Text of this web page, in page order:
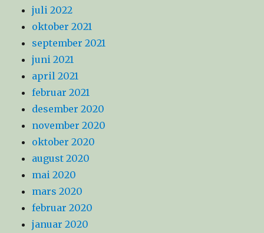
juli 2022
oktober 2021
september 2021
juni 2021
april 2021
februar 2021
desember 2020
november 2020
oktober 2020
august 2020
mai 2020
mars 2020
februar 2020
januar 2020